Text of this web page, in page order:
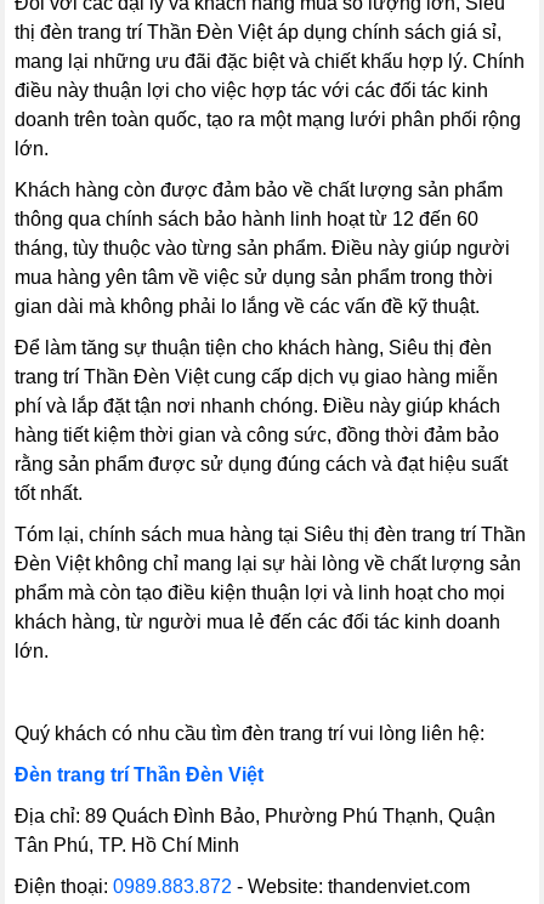
thị đèn trang trí Thần Đèn Việt áp dụng chính sách giá sỉ,
mang lại những ưu đãi đặc biệt và chiết khấu hợp lý. Chính
điều này thuận lợi cho việc hợp tác với các đối tác kinh
doanh trên toàn quốc, tạo ra một mạng lưới phân phối rộng
lớn.
Khách hàng còn được đảm bảo về chất lượng sản phẩm
thông qua chính sách bảo hành linh hoạt từ 12 đến 60
tháng, tùy thuộc vào từng sản phẩm. Điều này giúp người
mua hàng yên tâm về việc sử dụng sản phẩm trong thời
gian dài mà không phải lo lắng về các vấn đề kỹ thuật.
Để làm tăng sự thuận tiện cho khách hàng, Siêu thị đèn
trang trí Thần Đèn Việt cung cấp dịch vụ giao hàng miễn
phí và lắp đặt tận nơi nhanh chóng. Điều này giúp khách
hàng tiết kiệm thời gian và công sức, đồng thời đảm bảo
rằng sản phẩm được sử dụng đúng cách và đạt hiệu suất
tốt nhất.
Tóm lại, chính sách mua hàng tại Siêu thị đèn trang trí Thần
Đèn Việt không chỉ mang lại sự hài lòng về chất lượng sản
phẩm mà còn tạo điều kiện thuận lợi và linh hoạt cho mọi
khách hàng, từ người mua lẻ đến các đối tác kinh doanh
lớn.
Quý khách có nhu cầu tìm đèn trang trí vui lòng liên hệ:
Đèn trang trí Thần Đèn Việt
Địa chỉ: 89 Quách Đình Bảo, Phường Phú Thạnh, Quận
Tân Phú, TP. Hồ Chí Minh
Điện thoại:0989.883.872 - Website: thandenviet.com